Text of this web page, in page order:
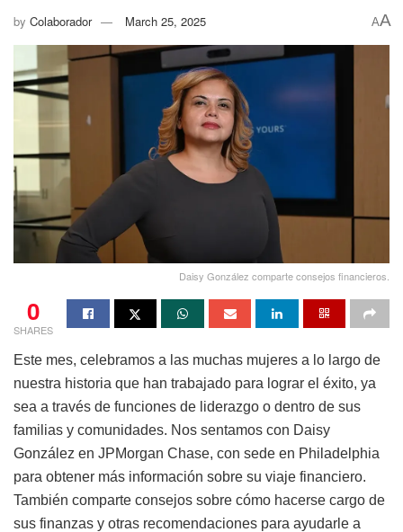
by Colaborador March 25, 2025 AA
Daisy González comparte consejos financieros.
0
SHARES
Este mes, celebramos a las muchas mujeres a lo largo de
nuestra historia que han trabajado para lograr el éxito, ya
sea a través de funciones de liderazgo o dentro de sus
familias y comunidades. Nos sentamos con Daisy
González en JPMorgan Chase, con sede en Philadelphia
para obtener más información sobre su viaje financiero.
También comparte consejos sobre cómo hacerse cargo de
sus finanzas y otras recomendaciones para ayudarle a